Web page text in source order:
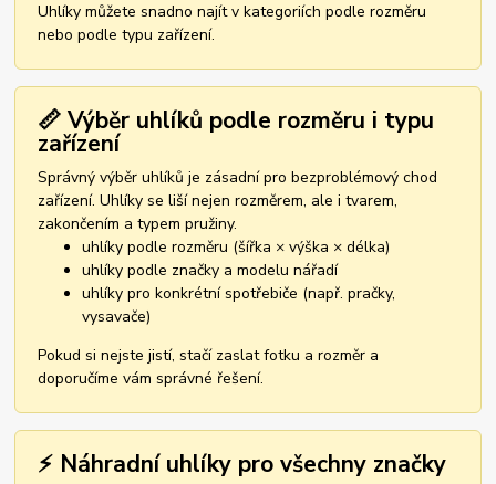
Uhlíky můžete snadno najít v kategoriích podle rozměru
nebo podle typu zařízení.
📏 Výběr uhlíků podle rozměru i typu
zařízení
Správný výběr uhlíků je zásadní pro bezproblémový chod
zařízení. Uhlíky se liší nejen rozměrem, ale i tvarem,
zakončením a typem pružiny.
uhlíky podle rozměru (šířka × výška × délka)
uhlíky podle značky a modelu nářadí
uhlíky pro konkrétní spotřebiče (např. pračky,
vysavače)
Pokud si nejste jistí, stačí zaslat fotku a rozměr a
doporučíme vám správné řešení.
⚡ Náhradní uhlíky pro všechny značky